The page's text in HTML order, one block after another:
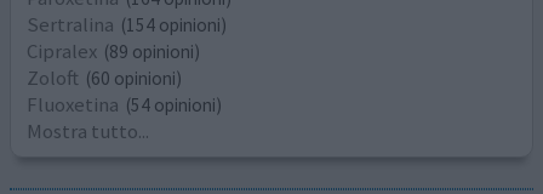
Sertralina (154 opinioni)
Cipralex (89 opinioni)
Zoloft (60 opinioni)
Fluoxetina (54 opinioni)
Mostra tutto...